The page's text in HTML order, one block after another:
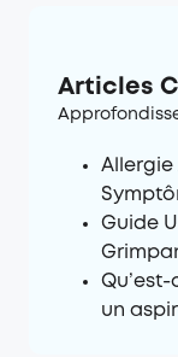
Articles
Allergie
Guide
un